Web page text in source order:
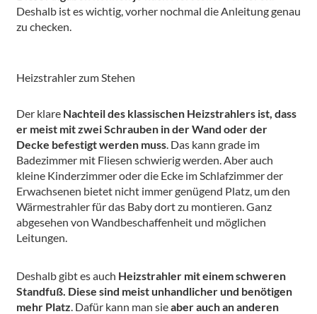
Deshalb ist es wichtig, vorher nochmal die Anleitung genau
zu checken.
Heizstrahler zum Stehen
Der klare Nachteil des klassischen Heizstrahlers ist, dass
er meist mit zwei Schrauben in der Wand oder der
Decke befestigt werden muss. Das kann grade im
Badezimmer mit Fliesen schwierig werden. Aber auch
kleine Kinderzimmer oder die Ecke im Schlafzimmer der
Erwachsenen bietet nicht immer genügend Platz, um den
Wärmestrahler für das Baby dort zu montieren. Ganz
abgesehen von Wandbeschaffenheit und möglichen
Leitungen.
Deshalb gibt es auch Heizstrahler mit einem schweren
Standfuß. Diese sind meist unhandlicher und benötigen
mehr Platz. Dafür kann man sieaber auch an anderen